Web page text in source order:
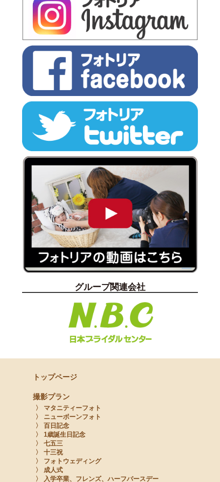
グループ関連会社
トップページ
撮影プラン
〉 マタニティーフォト
〉 ニューボーンフォト
〉 百日記念
〉 1歳誕生日記念
〉 七五三
〉 十三祝
〉 フォトウェディング
〉 成人式
〉 入学卒業、フレンズ、ハーフバースデー